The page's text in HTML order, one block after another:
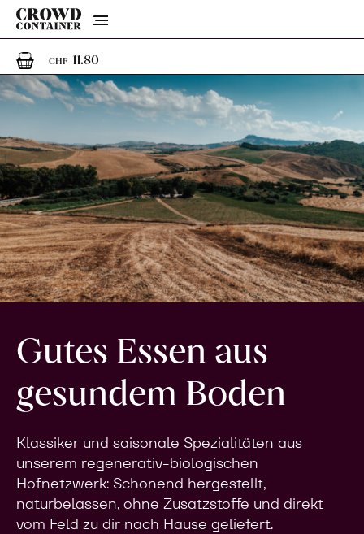
Menu
CHF 11.801 Artikel im Warenkorb
Gutes Essen aus
gesundem Boden
Klassiker und saisonale Spezialitäten aus
unserem regenerativ-biologischen
Hofnetzwerk: Schonend hergestellt,
naturbelassen, ohne Zusatzstoffe und direkt
vom Feld zu dir nach Hause geliefert.